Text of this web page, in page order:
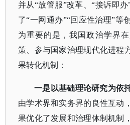
并从“放管服”改革、“接诉即
了“一网通办”“回应性治理”等
为重要的是，我国政治学界
策、参与国家治理现代化进程
果转化机制：
一是以基础理论研究为依
由学术界和实务界的良性互动
果优化了发展和治理体制机制